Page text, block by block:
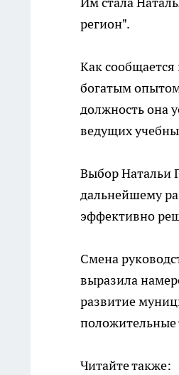
регион".
Как
богатым
должность она
ведущих
Выбор Натальи
дальнейшему
эффективно
Смена
выразила
развитие
положительные
Читайте также: